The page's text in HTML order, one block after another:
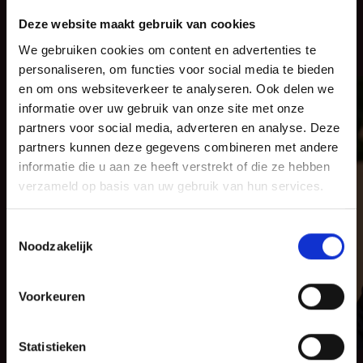
Deze website maakt gebruik van cookies
We gebruiken cookies om content en advertenties te
personaliseren, om functies voor social media te bieden
en om ons websiteverkeer te analyseren. Ook delen we
informatie over uw gebruik van onze site met onze
partners voor social media, adverteren en analyse. Deze
partners kunnen deze gegevens combineren met andere
informatie die u aan ze heeft verstrekt of die ze hebben
verzameld op basis van uw gebruik van hun services.
Noodzakelijk
Voorkeuren
Statistieken
Het team van deze zaak